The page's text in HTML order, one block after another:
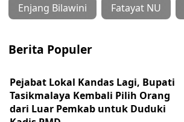
Enjang Bilawini Fatayat NU
Berita Populer
Pejabat Lokal Kandas Lagi, Bupati
Tasikmalaya Kembali Pilih Orang
dari Luar Pemkab untuk Duduki